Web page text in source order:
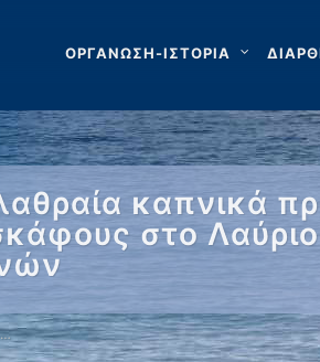
ΟΡΓΑΝΩΣΗ-ΙΣΤΟΡΙΑ
καπνικά
στο
…